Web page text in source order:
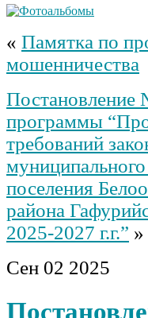
« Памятка по
мошенничества
Постановление
программы
требований
поселения
района
2025-2027 г.г.” »
Сен 02 2025